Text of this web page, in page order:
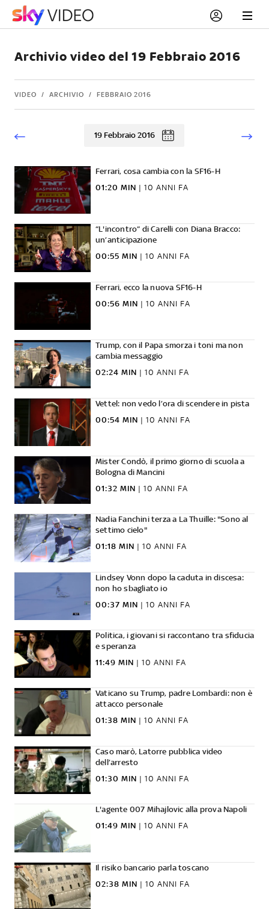
Archivio video del 19 Febbraio 2016
VIDEO ARCHIVIO FEBBRAIO 2016
19 Febbraio 2016
Ferrari, cosa cambia con la SF16-H
01:20 MIN | 10 ANNI FA
“L'incontro” di Carelli con Diana Bracco:
un’anticipazione
00:55 MIN | 10 ANNI FA
Ferrari, ecco la nuova SF16-H
00:56 MIN | 10 ANNI FA
Trump, con il Papa smorza i toni ma non
cambia messaggio
02:24 MIN | 10 ANNI FA
Vettel: non vedo l’ora di scendere in pista
00:54 MIN | 10 ANNI FA
Mister Condò, il primo giorno di scuola a
Bologna di Mancini
01:32 MIN | 10 ANNI FA
Nadia Fanchini terza a La Thuille: "Sono al
settimo cielo"
01:18 MIN | 10 ANNI FA
Lindsey Vonn dopo la caduta in discesa:
non ho sbagliato io
00:37 MIN | 10 ANNI FA
Politica, i giovani si raccontano tra sfiducia
e speranza
11:49 MIN | 10 ANNI FA
Vaticano su Trump, padre Lombardi: non è
attacco personale
01:38 MIN | 10 ANNI FA
Caso marò, Latorre pubblica video
dell’arresto
01:30 MIN | 10 ANNI FA
L'agente 007 Mihajlovic alla prova Napoli
01:49 MIN | 10 ANNI FA
Il risiko bancario parla toscano
02:38 MIN | 10 ANNI FA